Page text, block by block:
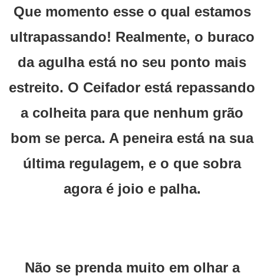
Que momento esse o qual estamos
ultrapassando! Realmente, o buraco
da agulha está no seu ponto mais
estreito. O Ceifador está repassando
a colheita para que nenhum grão
bom se perca. A peneira está na sua
última regulagem, e o que sobra
agora é joio e palha.
Não se prenda muito em olhar a